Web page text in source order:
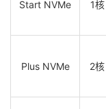
Start NVMe 1核
Plus NVMe 2核